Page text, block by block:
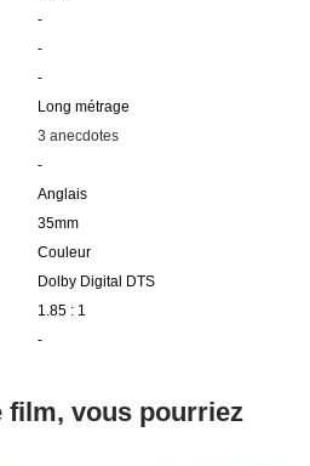
-
-
-
Long métrage
3 anecdotes
-
Anglais
35mm
Couleur
Dolby Digital DTS
1.85 : 1
-
film, vous pourriez